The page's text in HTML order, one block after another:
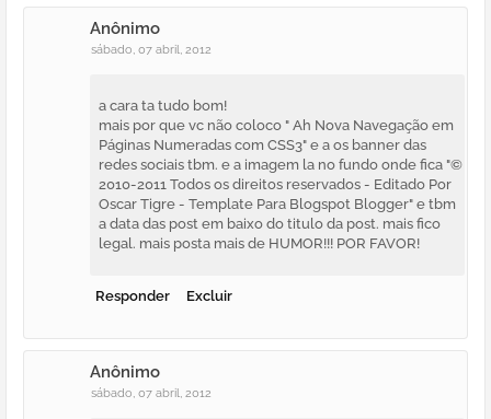
Anônimo
sábado, 07 abril, 2012
a cara ta tudo bom!
mais por que vc não coloco " Ah Nova Navegação em
Páginas Numeradas com CSS3" e a os banner das
redes sociais tbm. e a imagem la no fundo onde fica "©
2010-2011 Todos os direitos reservados - Editado Por
Oscar Tigre - Template Para Blogspot Blogger" e tbm
a data das post em baixo do titulo da post. mais fico
legal. mais posta mais de HUMOR!!! POR FAVOR!
Responder Excluir
Anônimo
sábado, 07 abril, 2012